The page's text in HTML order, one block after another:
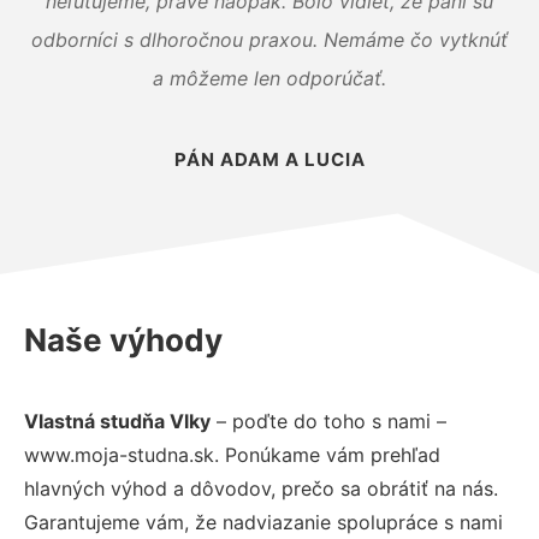
odborníci s dlhoročnou praxou. Nemáme čo vytknúť
a môžeme len odporúčať.
PÁN ADAM A LUCIA
Naše výhody
Vlastná studňa Vlky – poďte do toho s nami –
www.moja-studna.sk. Ponúkame vám prehľad
hlavných výhod a dôvodov, prečo sa obrátiť na nás.
Garantujeme vám, že nadviazanie spolupráce s nami